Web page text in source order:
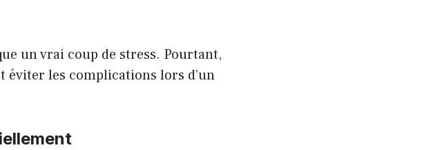
un vrai coup de stress. Pourtant,
éviter les complications lors d’un